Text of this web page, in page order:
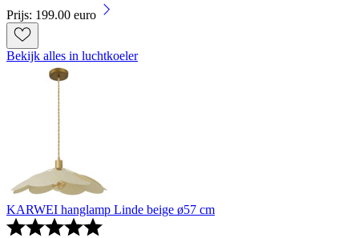
Prijs: 199.00 euro
Bekijk alles in luchtkoeler
KARWEI hanglamp Linde beige ø57 cm